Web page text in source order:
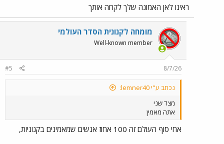
ראינו לאן האמונה שלך לקחה אותך
מומחה לקנונית הסדר העולמי
Well-known member
8/7/26
#5
נכתב ע"י lemner40:
מצד שני
אתה מאמין
אחי סוף העולם זה 100 אחוז אנשים שמאמינים בקנוניות,